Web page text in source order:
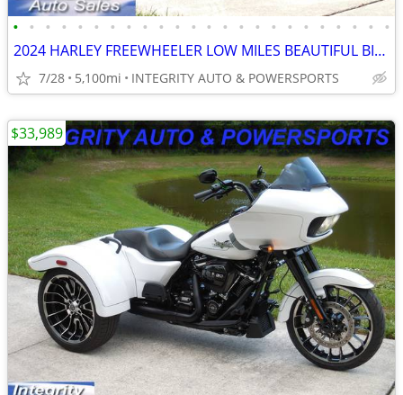
• • • • • • • • • • • • • • • • • • • • • • • •
2024 HARLEY FREEWHEELER LOW MILES BEAUTIFUL BIKE NO BS FEES HERE!!!!!!
7/28 5,100mi INTEGRITY AUTO & POWERSPORTS
$33,989